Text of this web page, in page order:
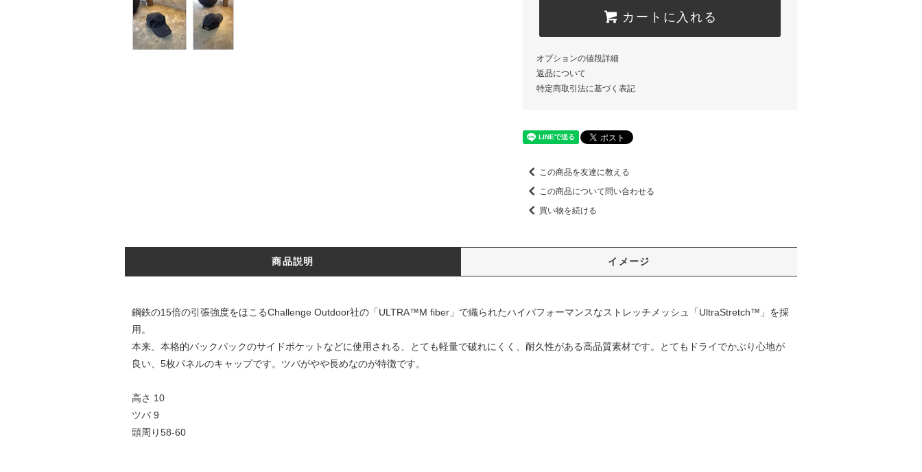
カートに入れる
オプションの値段詳細
返品について
特定商取引法に基づく表記
この商品を友達に教える
この商品について問い合わせる
買い物を続ける
商品説明 イメージ
鋼鉄の15倍の引張強度をほこるChallenge Outdoor社の「ULTRA™M fiber」で織られたハイパフォーマンスなストレッチメッシュ「UltraStretch™」を採
用。
本来、本格的バックパックのサイドポケットなどに使用される、とても軽量で破れにくく、耐久性がある高品質素材です。とてもドライでかぶり心地が
良い、5枚パネルのキャップです。ツバがやや長めなのが特徴です。
高さ 10
ツバ 9
頭周り58-60